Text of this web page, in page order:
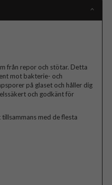
från repor och stötar. Detta
mot bakterie- och
på glaset och håller dig
och godkänt för
med de flesta